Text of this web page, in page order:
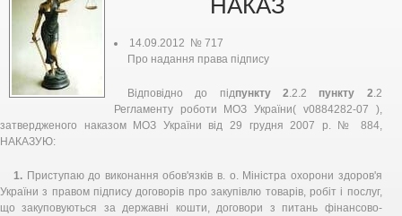
14.09.2012 № 717
Про надання права підпису
Відповідно до підпункту 2.2.2 пункту 2.2
Регламенту роботи МОЗ України( v0884282-07 ),
затвердженого наказом МОЗ України від 29 грудня 2007 р. № 884,
НАКАЗУЮ:
1. Приступаю до виконання обов'язків в. о. Міністра охорони здоров'я
України з правом підпису договорів про закупівлю товарів, робіт і послуг,
що закуповуються за державні кошти, договори з питань фінансово-